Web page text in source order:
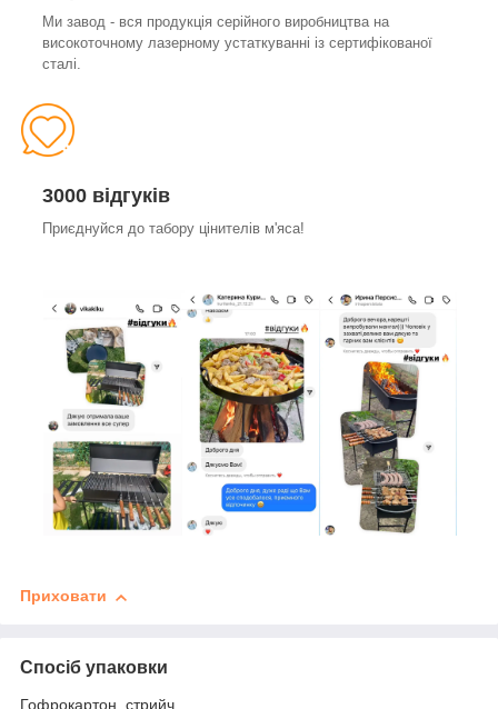
Ми завод - вся продукція серійного виробництва на
високоточному лазерному устаткуванні із сертифікованої
сталі.
3000 відгуків
Приєднуйся до табору цінителів м'яса!
Приховати
Спосіб упаковки
Гофрокартон, стрийч